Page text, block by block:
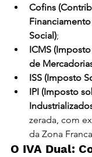
Cofins
Social);
ICMS
de
ISS (Imposto
IPI (Imposto
zerada, com
da Zona
O IVA Dual: